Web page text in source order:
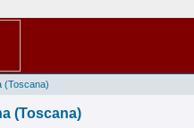
(Toscana)
(Toscana)